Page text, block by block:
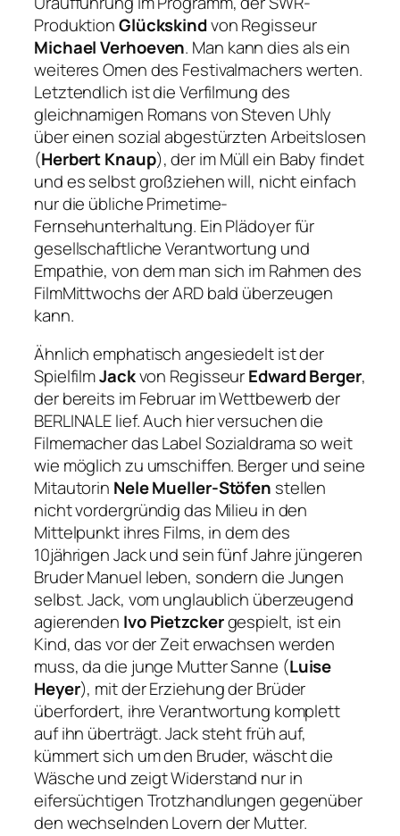
ProduktionGlückskindvon Regisseur
Michael Verhoeven. Man kann dies als ein
weiteres Omen des Festivalmachers werten.
Letztendlich ist die Verfilmung des
gleichnamigen Romans von Steven Uhly
über einen sozial abgestürzten Arbeitslosen
(Herbert Knaup), der im Müll ein Baby findet
und es selbst großziehen will, nicht einfach
nur die übliche Primetime-
Fernsehunterhaltung. Ein Plädoyer für
gesellschaftliche Verantwortung und
Empathie, von dem man sich im Rahmen des
FilmMittwochs der ARD bald überzeugen
kann.
Ähnlich emphatisch angesiedelt ist der
SpielfilmJackvon RegisseurEdward Berger,
der bereits im Februar im Wettbewerb der
BERLINALE lief. Auch hier versuchen die
Filmemacher das Label Sozialdrama so weit
wie möglich zu umschiffen. Berger und seine
Mitautorin Nele Mueller-Stöfen stellen
nicht vordergründig das Milieu in den
Mittelpunkt ihres Films, in dem des
10jährigen Jack und sein fünf Jahre jüngeren
Bruder Manuel leben, sondern die Jungen
selbst. Jack, vom unglaublich überzeugend
agierenden Ivo Pietzckergespielt, ist ein
Kind, das vor der Zeit erwachsen werden
muss, da die junge Mutter Sanne (Luise
Heyer), mit der Erziehung der Brüder
überfordert, ihre Verantwortung komplett
auf ihn überträgt. Jack steht früh auf,
kümmert sich um den Bruder, wäscht die
Wäsche und zeigt Widerstand nur in
eifersüchtigen Trotzhandlungen gegenüber
den wechselnden Lovern der Mutter.